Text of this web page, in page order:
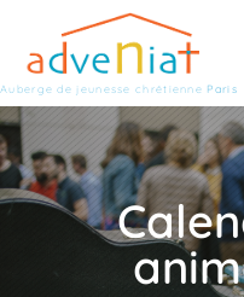
Auberge de jeunesse chrétienne Paris